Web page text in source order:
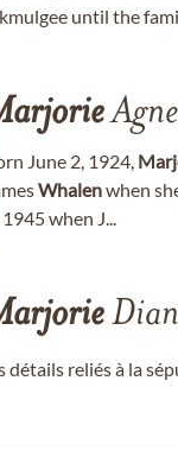
until the
June 2, 1924,
Whalenwhen
when J...
détails reliés à la